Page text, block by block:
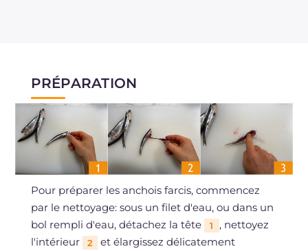
PRÉPARATION
Pour préparer les anchois farcis, commencez
par le nettoyage: sous un filet d'eau, ou dans un
bol rempli d'eau, détachez la tête
1
, nettoyez
l'intérieur
2
et élargissez délicatement